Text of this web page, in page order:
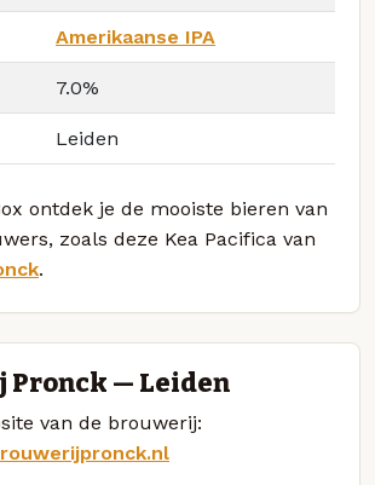
Amerikaanse IPA
7.0%
Leiden
ontdek je de mooiste bieren van
zoals deze Kea Pacifica van
.
Pronck — Leiden
van de brouwerij: